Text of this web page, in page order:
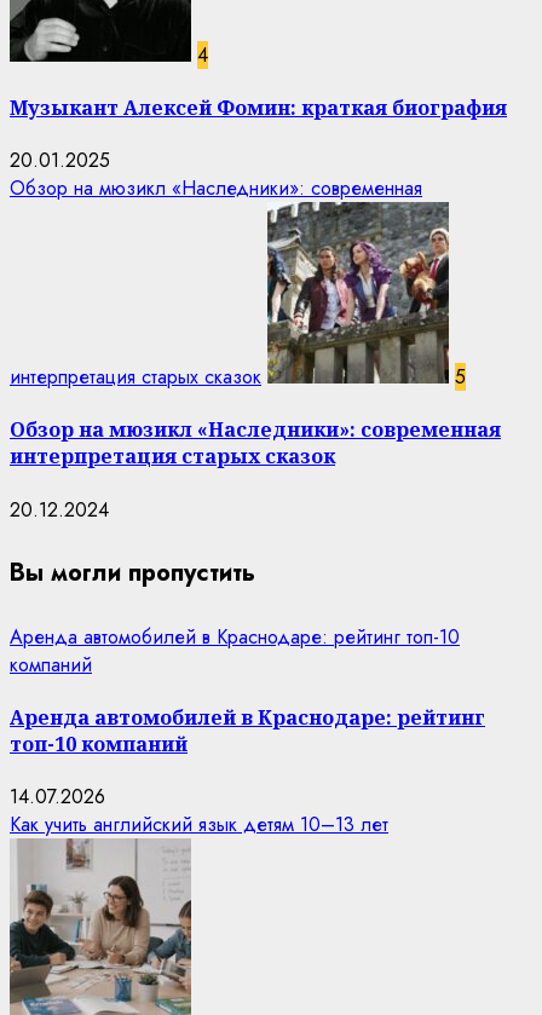
4
Музыкант Алексей Фомин: краткая биография
20.01.2025
Обзор на мюзикл «Наследники»: современная
интерпретация старых сказок 5
Обзор на мюзикл «Наследники»: современная
интерпретация старых сказок
20.12.2024
Вы могли пропустить
Аренда автомобилей в Краснодаре: рейтинг топ-10
компаний
Аренда автомобилей в Краснодаре: рейтинг
топ-10 компаний
14.07.2026
Как учить английский язык детям 10–13 лет